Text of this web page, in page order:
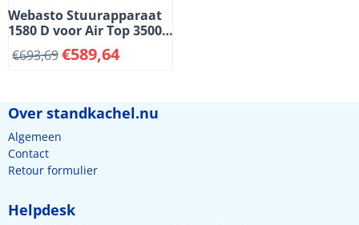
Webasto Stuurapparaat
1580 D voor Air Top 3500
ST kachels.
Bootuitvoering. 12 Volt.
€693,69€589,64
Over standkachel.nu
Algemeen
Contact
Retour formulier
Helpdesk